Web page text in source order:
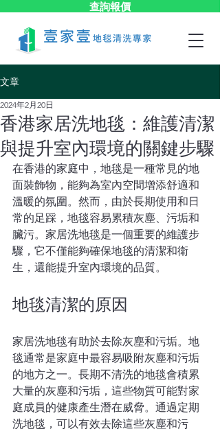
查詢報價
文章
香港家居洗地毯：維護清潔
與提升室內環境的關鍵步驟
2024年2月20日
在香港的家庭中，地毯是一種常見的地
面裝飾物，能夠為室內空間增添舒適和
溫暖的氛圍。然而，由於長期使用和日
常的足踩，地毯容易累積灰塵、污垢和
臟污。家居洗地毯是一個重要的維護步
驟，它不僅能夠確保地毯的清潔和衛
生，還能提升室內環境的品質。
地毯清潔的原因
家居洗地毯有助於去除灰塵和污垢。地
毯通常是家庭中最容易吸附灰塵和污垢
的地方之一。長期不清洗的地毯會積累
大量的灰塵和污垢，這些物質可能對家
庭成員的健康產生潛在威脅。通過定期
洗地毯，可以有效去除這些灰塵和污